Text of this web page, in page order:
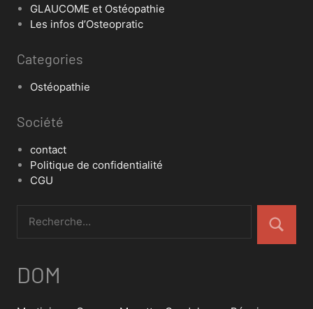
GLAUCOME et Ostéopathie
Les infos d’Osteopratic
Categories
Ostéopathie
Société
contact
Politique de confidentialité
CGU
DOM